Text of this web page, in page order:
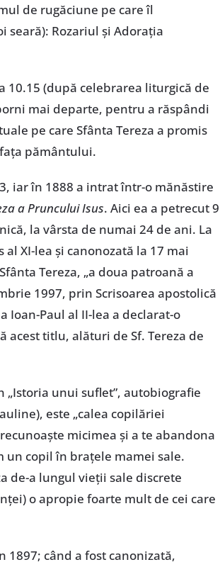
de rugăciune pe care îl
seară): Rozariul şi Adoraţia
10.15 (după celebrarea liturgică de
mai departe, pentru a răspândi
pe care Sfânta Tereza a promis
pământului.
iar în 1888 a intrat într-o mănăstire
a Pruncului Isus. Aici ea a petrecut 9
la vârsta de numai 24 de ani. La
XI-lea şi canonozată la 17 mai
Tereza, „a doua patroană a
1997, prin Scrisoarea apostolică
Ioan-Paul al II-lea a declarat-o
acest titlu, alături de Sf. Tereza de
„Istoria unui suflet”, autobiografie
este „calea copilăriei
micimea şi a te abandona
un copil în braţele mamei sale.
de-a lungul vieţii sale discrete
o apropie foarte mult de cei care
1897; când a fost canonizată,